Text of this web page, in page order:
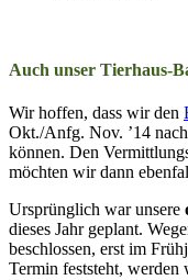
Auch unser Tierhaus-
Wir hoffen, dass wir den
Okt./Anfg. Nov. ’14
können. Den
möchten wir dann
Ursprünglich war unsere
dieses Jahr geplant.
beschlossen, erst im
Termin feststeht,